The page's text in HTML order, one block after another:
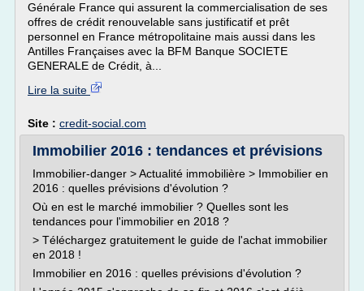
Générale France qui assurent la commercialisation de ses
offres de crédit renouvelable sans justificatif et prêt
personnel en France métropolitaine mais aussi dans les
Antilles Françaises avec la BFM Banque SOCIETE
GENERALE de Crédit, à...
Lire la suite
Site : credit-social.com
Immobilier 2016 : tendances et prévisions
Immobilier-danger > Actualité immobilière > Immobilier en
2016 : quelles prévisions d'évolution ?
Où en est le marché immobilier ? Quelles sont les
tendances pour l'immobilier en 2018 ?
> Téléchargez gratuitement le guide de l'achat immobilier
en 2018 !
Immobilier en 2016 : quelles prévisions d'évolution ?